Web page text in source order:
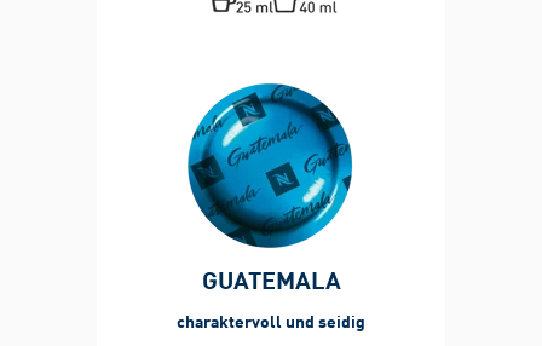
GUATEMALA
charaktervoll und seidig